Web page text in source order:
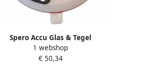
Spero Accu Glas & Tegel
Vacuümzuiger PRO WIT | 3.7V |
Max: 56Kg B-VP200A
1 webshop
€ 50,34